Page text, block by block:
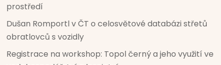
prostředí
Dušan Romportl v ČT o celosvětové databázi střetů
obratlovců s vozidly
Registrace na workshop: Topol černý a jeho využití ve